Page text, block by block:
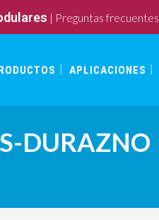
| Preguntas frecuentes
APLICACIONES
DURAZNO